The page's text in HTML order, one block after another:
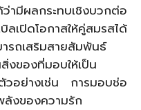
ามีผลกระทบเชิงบวกต่อ
เปิดโอกาสให้คู่สมรสได้
รถเสริมสายสัมพันธ์
งของที่มอบให้เป็น
อย่างเช่น การมอบช่อ
งของความรัก